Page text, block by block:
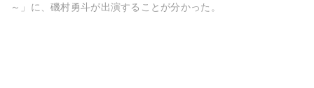
～」に、磯村勇斗が出演することが分かった。